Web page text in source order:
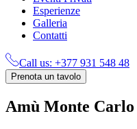
Esperienze
Galleria
Contatti
Call us: +377 931 548 48
Prenota un tavolo
Amù Monte Carlo​​​​‌ ‍ ​‍​‍‌‍ ‌ ​‍‌‍‍‌‌‍‌ ‌‍‍‌‌‍ ‍​‍​‍​ ‍‍​‍​‍‌ ​ ‌‍​‌‌‍ ‍‌‍‍‌‌ ‌​‌ ‍‌​‍ ‍‌‍‍‌‌‍ ​‍​‍​‍ ​​‍​‍‌‍‍​‌ ​‍‌‍‌‌‌‍‌‍​‍​‍​ ‍‍​‍​‍‌‍‍​‌ ‌​‌ ‌​‌ ​​‌ ​ ​ ‍‍​‍ ​‍ ‌‍ ​​‍ ‌‌‍​‌‌‍ ‍‌‍‌​​‍ ‌‌ ​‍​‍ ‌‌‍‍​‌‍ ‌ ‌​‌‍‌‌‌‍ ​‌ ​ ​‍ ‌‌ ​ ‌ ‌​‌ ‌‌‌‍‌​‌‍‍‌‌‍ ​‍ ‍‌ ‌‍‌‍‌‌‌ ​‍‌‍​ ‌‍‌‌‌‍ ​​‍ ‍‌‍​‌‌ ​​‌ ​​​‍ ‌‍‍‌‌‍ ‍‌ ‌​‌‍‌‌‌‍ ‍‌ ‌​​‍ ‌‍‌‌‌‍‌​‌‍‍‌‌ ‌​​‍ ‌‍ ‌‌‍ ‌‍‌​‌‍‌‌​ ‌‌ ​​‌ ​‍‌‍‌‌‌ ​ ‌‍‌‌‌‍ ‍‌ ‌​‌‍​‌‌ ‌​‌‍‍‌‌‍ ‌‍ ‍​ ‍ ‌‍‍‌‌‍‌​​ ‌​ ‌‍‌‍‌​‌‍‌‌‌‍​‌‌‍​‍​ ‌‌‌‍​‍​ ​‍​‍ ‌​ ​ ​ ‌ ​ ‌​​ ‍​​‍ ‌​ ‌​​ ‌ ‌‍‌‌​ ​​​‍ ‌‌‍​‌‌‍‌‍​ ​ ​ ​​​‍ ‌‌‍​‍​ ‌ ‌‍​ ​ ​ ​ ‌ ​ ​‍‌‍​‍​ ​‍‌‍‌​​ ​​​ ​‌‌‍​ ​ ‍ ‌ ‌​‌ ‍‌‌ ​​‌‍‌‌​ ‌‌‍‍​‌‍ ‌ ‌​‌‍‌‌‌‍ ​‌‌​ ‌‍‍‌‌ ‌​‌‍‌‌‌‌​​‌‍​‌‌‍‌ ‌‍‌‌​ ‍ ‌ ​​‌‍​‌‌ ‌​‌‍‍​​ ‌‌ ​​‌‍​‌‌‍‌ ‌‍‌‌‌​​‍‌ ‌‌‌‍‍‌‌‍ ​‌‍‌​‌‍‌‌‌ ​‍​‍‌‌​ ‌‌‌​​‍‌‌ ‌‍‍ ‌‍‌‌‌ ‍‌​‍‌‌​ ​ ‌​‌​​‍‌‌​ ​ ‌​‌​​‍‌‌​ ​‍​ ​‍​ ‍‌​ ‌ ‌‍‌​​ ‌ ​ ​ ‌‍‌‌​ ​‍‌‍‌​​ ​‌‌‍​‌​ ‌‍​ ‌ ​‍‌‌​ ​‍​ ​‍​‍‌‌​ ‌‌‌​‌​​‍ ‍‌‍‍​‌‍‌‌‌‍​‌‌‍‌​‌‍‍‌‌‍ ‍‌‍‌ ​ ‌‍​‍‌‍​‌‌ ​ ‌‍‌‌‌‌‌‌‌ ​‍‌‍ ​​ ‌‌‍‍​‌ ‌​‌ ‌​‌ ​​‌ ​ ​‍‌‌​ ​ ‌​​‌​‍‌‌​ ​‍‌​‌‍​‍‌‌​ ​‍‌​‌‍‌‍ ​​‍ ‌‌‍​‌‌‍ ‍‌‍‌​​‍ ‌‌ ​‍​‍ ‌‌‍‍​‌‍ ‌ ‌​‌‍‌‌‌‍ ​‌ ​ ​‍ ‌‌ ​ ‌ ‌​‌ ‌‌‌‍‌​‌‍‍‌‌‍ ​‍ ‍‌ ‌‍‌‍‌‌‌ ​‍‌‍​ ‌‍‌‌‌‍ ​​‍ ‍‌‍​‌‌ ​​‌ ​​​‍‌‍‌‍‍‌‌‍‌​​ ‌​ ‌‍‌‍‌​‌‍‌‌‌‍​‌‌‍​‍​ ‌‌‌‍​‍​ ​‍​‍ ‌​ ​ ​ ‌ ​ ‌​​ ‍​​‍ ‌​ ‌​​ ‌ ‌‍‌‌​ ​​​‍ ‌‌‍​‌‌‍‌‍​ ​ ​ ​​​‍ ‌‌‍​‍​ ‌ ‌‍​ ​ ​ ​ ‌ ​ ​‍‌‍​‍​ ​‍‌‍‌​​ ​​​ ​‌‌‍​ ​‍‌‍‌ ‌​‌ ‍‌‌ ​​‌‍‌‌​ ‌‌‍‍​‌‍ ‌ ‌​‌‍‌‌‌‍ ​‌‌​ ‌‍‍‌‌ ‌​‌‍‌‌‌‌​​‌‍​‌‌‍‌ ‌‍‌‌​‍‌‍‌ ​​‌‍​‌‌ ‌​‌‍‍​​ ‌‌ ​​‌‍​‌‌‍‌ ‌‍‌‌‌​​‍‌ ‌‌‌‍‍‌‌‍ ​‌‍‌​‌‍‌‌‌ ​‍​‍‌‌​ ‌‌‌​​‍‌‌ ‌‍‍ ‌‍‌‌‌ ‍‌​‍‌‌​ ​ ‌​‌​​‍‌‌​ ​ ‌​‌​​‍‌‌​ ​‍​ ​‍​ ‍‌​ ‌ ‌‍‌​​ ‌ ​ ​ ‌‍‌‌​ ​‍‌‍‌​​ ​‌‌‍​‌​ ‌‍​ ‌ ​‍‌‌​ ​‍​ ​‍​‍‌‌​ ‌‌‌​‌​​‍ ‍‌‍‍​‌‍‌‌‌‍​‌‌‍‌​‌‍‍‌‌‍ ‍‌‍‌ ​‍‌‍‌ ​​‌‍‌‌‌ ​‍‌ ​ ‌ ​​‌‍‌‌‌‍​ ‌ ‌​‌‍‍‌‌ ‌‍‌‍‌‌​ ‌‌ ​​‌ ‌‌‌‍​‍‌‍ ​‌‍‍‌‌ ​ ‌‍‍​‌‍‌‌‌‍‌​​‍​‍‌ ‌